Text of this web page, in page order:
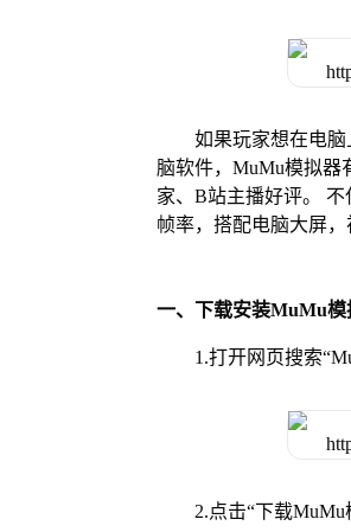
如果玩家想在电
脑软件，MuMu模拟器
家、B站主播好评。
帧率，搭配电脑大屏，
一、下载安装MuMu模
1.打开网页搜索
2.点击“下载MuMu